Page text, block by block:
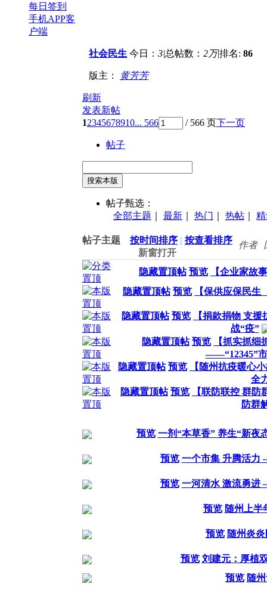
每日签到
手机APP客
户端
社会民生 今日： 3|总帖数： 2万|排名: 86
版主： 黄芳芳
刷新
发表新帖
12345678910... 566 / 566 页下一页
帖子
搜索本版
帖子甄选：
全部主题
最新 热门 热帖
帖子主题 按时间排序 | 按查看排序
新窗打开
作者
隐藏置顶帖 预览
【企业家故
隐藏置顶帖 预览 【保供应保民
隐藏置顶帖 预览
【捐款捐物 支
战“疫”
隐藏置顶帖 预览
【抓实抓
——“12345”
隐藏置顶帖 预览
【随州抗疫暖心
全
隐藏置顶帖 预览
【联防联控 群
防群
预览 一剂“本草香” 养生“新
预览 一个市集 升腾活力
预览 一河清水 激流勇进
预览 随州上半
预览 随州炎
预览 刘建元：厚植
预览 随